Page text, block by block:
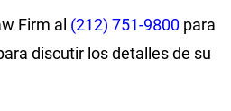
Firm al (212) 751-9800 para
discutir los detalles de su